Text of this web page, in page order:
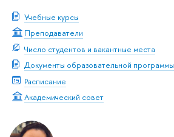
Учебные курсы
Преподаватели
Число студентов и вакантные места
Документы образовательной программы
Расписание
Академический совет